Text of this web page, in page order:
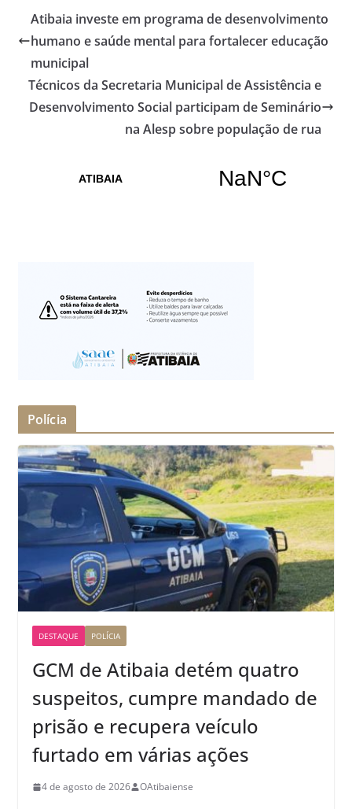
Atibaia investe em programa de desenvolvimento
humano e saúde mental para fortalecer educação
municipal
Técnicos da Secretaria Municipal de Assistência e
Desenvolvimento Social participam de Seminário
na Alesp sobre população de rua
Polícia
DESTAQUE POLÍCIA
GCM de Atibaia detém quatro
suspeitos, cumpre mandado de
prisão e recupera veículo
furtado em várias ações
4 de agosto de 2026 OAtibaiense